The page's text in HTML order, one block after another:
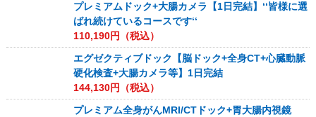
プレミアムドック+大腸カメラ【1日完結】‘‘皆様に選
ばれ続けているコースです‘‘
110,190円（税込）
エグゼクティブドック【脳ドック+全身CT+心臓動脈
硬化検査+大腸カメラ等】1日完結
144,130円（税込）
プレミアム全身がんMRI/CTドック+胃大腸内視鏡